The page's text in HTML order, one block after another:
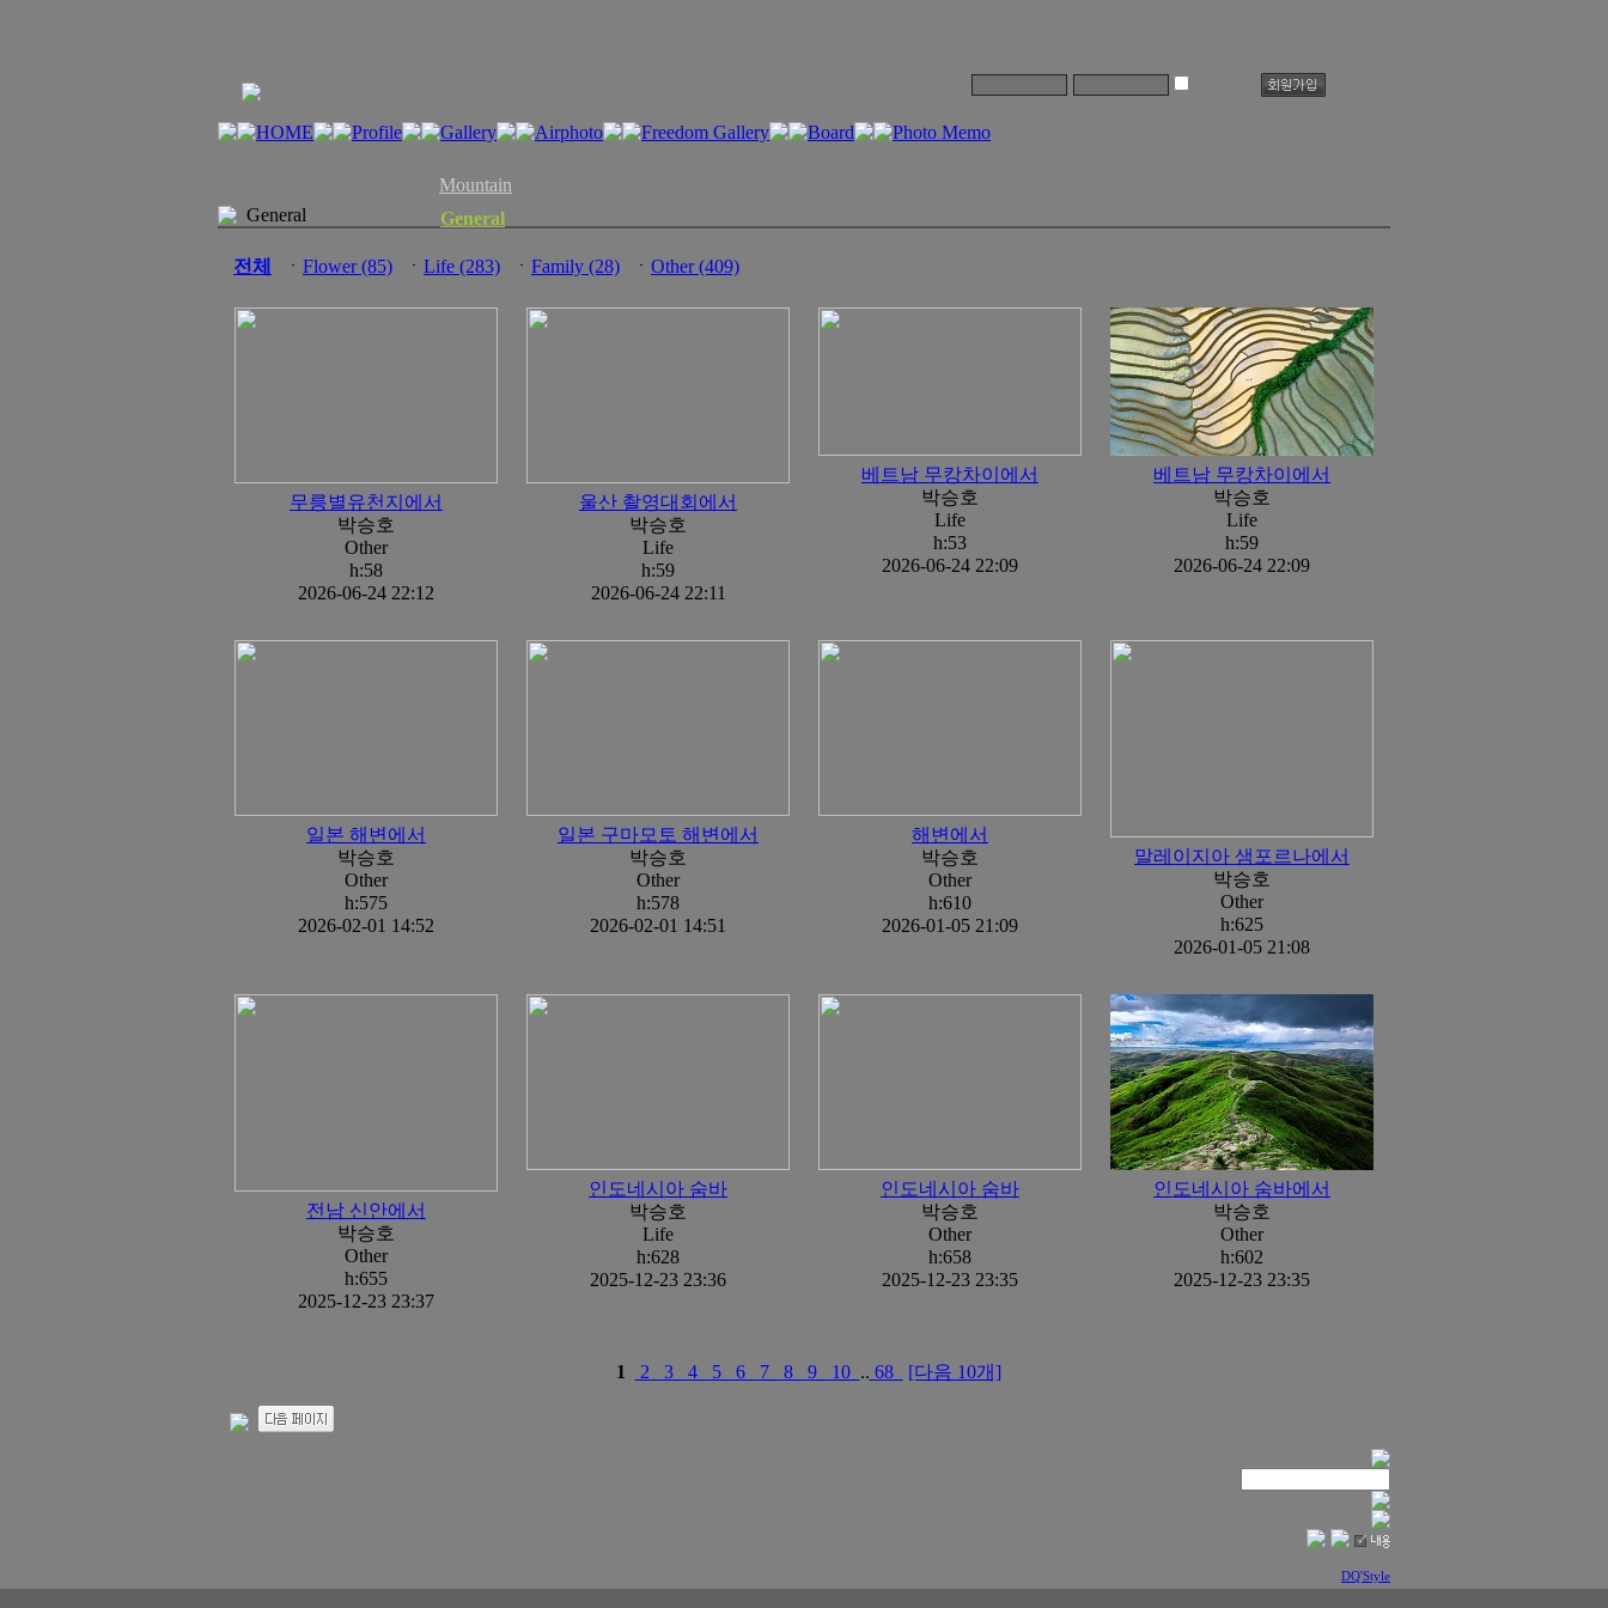
Mountain
General
General
전체 ㆍ Flower (85) ㆍ Life (283) ㆍ Family (28) ㆍ Other (409)
무릉별유천지에서
박승호
Other
h:58
2026-06-24 22:12
울산 촬영대회에서
박승호
Life
h:59
2026-06-24 22:11
베트남 무캉차이에서
박승호
Life
h:53
2026-06-24 22:09
베트남 무캉차이에서
박승호
Life
h:59
2026-06-24 22:09
일본 해변에서
박승호
Other
h:575
2026-02-01 14:52
일본 구마모토 해변에서
박승호
Other
h:578
2026-02-01 14:51
해변에서
박승호
Other
h:610
2026-01-05 21:09
말레이지아 샘포르나에서
박승호
Other
h:625
2026-01-05 21:08
전남 신안에서
박승호
Other
h:655
2025-12-23 23:37
인도네시아 숨바
박승호
Life
h:628
2025-12-23 23:36
인도네시아 숨바
박승호
Other
h:658
2025-12-23 23:35
인도네시아 숨바에서
박승호
Other
h:602
2025-12-23 23:35
1 2 3 4 5 6 7 8 9 10 .. 68 [다음 10개]
DQ'Style